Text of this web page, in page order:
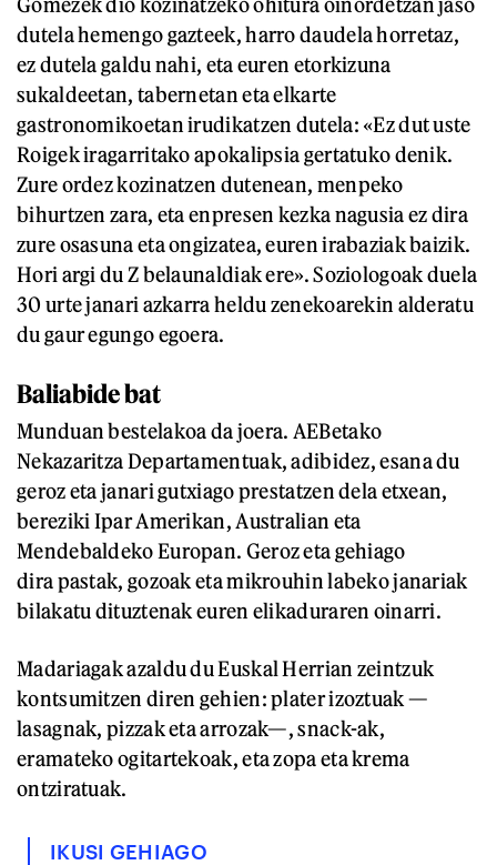
dutela hemengo gazteek, harro daudela horretaz,
ez dutela galdu nahi, eta euren etorkizuna
sukaldeetan, tabernetan eta elkarte
gastronomikoetan irudikatzen dutela: «Ez dut uste
Roigek iragarritako apokalipsia gertatuko denik.
Zure ordez kozinatzen dutenean, menpeko
bihurtzen zara, eta enpresen kezka nagusia ez dira
zure osasuna eta ongizatea, euren irabaziak baizik.
Hori argi du Z belaunaldiak ere». Soziologoak duela
30 urte janari azkarra heldu zenekoarekin alderatu
du gaur egungo egoera.
Baliabide bat
Munduan bestelakoa da joera. AEBetako
Nekazaritza Departamentuak, adibidez, esana du
geroz eta janari gutxiago prestatzen dela etxean,
bereziki Ipar Amerikan, Australian eta
Mendebaldeko Europan. Geroz eta gehiago
dira pastak, gozoak eta mikrouhin labeko janariak
bilakatu dituztenak euren elikaduraren oinarri.
Madariagak azaldu du Euskal Herrian zeintzuk
kontsumitzen diren gehien: plater izoztuak —
lasagnak, pizzak eta arrozak—, snack-ak,
eramateko ogitartekoak, eta zopa eta krema
ontziratuak.
IKUSI GEHIAGO